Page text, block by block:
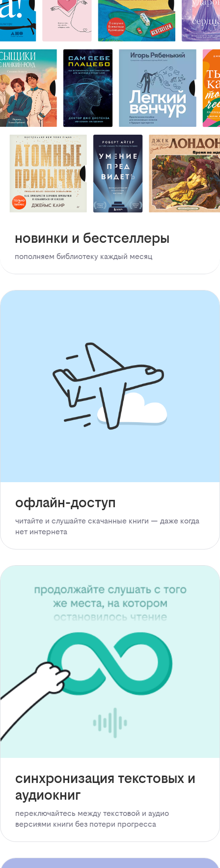
новинки и бестселлеры
пополняем библиотеку каждый месяц
офлайн-доступ
читайте и слушайте скачанные книги — даже когда
нет интернета
синхронизация текстовых и
аудиокниг
переключайтесь между текстовой и аудио
версиями книги без потери прогресса